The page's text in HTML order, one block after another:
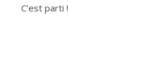
C’est parti !